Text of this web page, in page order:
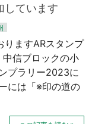
しています
りますARスタンプ
信ブロックの小
プラリー2023に
には「※印の道の